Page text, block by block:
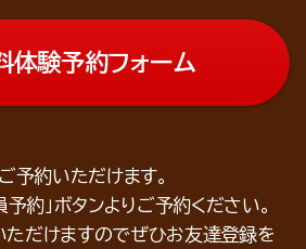
体験予約フォーム
予約いただけます。
約」ボタンよりご予約ください。
ただけますのでぜひお友達登録を